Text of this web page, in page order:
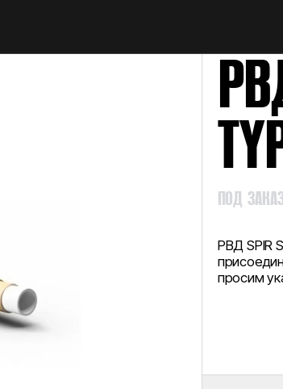
ПОД
РВД SPIR
просим